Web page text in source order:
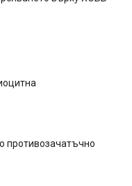
противозачатъчно